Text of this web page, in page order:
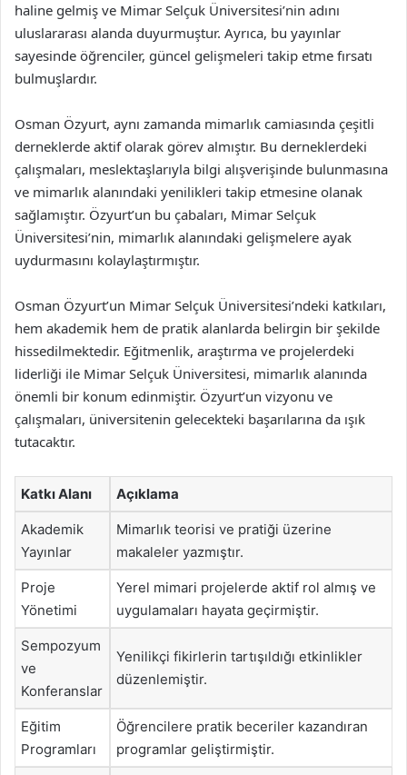
haline gelmiş ve Mimar Selçuk Üniversitesi’nin adını
uluslararası alanda duyurmuştur. Ayrıca, bu yayınlar
sayesinde öğrenciler, güncel gelişmeleri takip etme fırsatı
bulmuşlardır.
Osman Özyurt, aynı zamanda mimarlık camiasında çeşitli
derneklerde aktif olarak görev almıştır. Bu derneklerdeki
çalışmaları, meslektaşlarıyla bilgi alışverişinde bulunmasına
ve mimarlık alanındaki yenilikleri takip etmesine olanak
sağlamıştır. Özyurt’un bu çabaları, Mimar Selçuk
Üniversitesi’nin, mimarlık alanındaki gelişmelere ayak
uydurmasını kolaylaştırmıştır.
Osman Özyurt’un Mimar Selçuk Üniversitesi’ndeki katkıları,
hem akademik hem de pratik alanlarda belirgin bir şekilde
hissedilmektedir. Eğitmenlik, araştırma ve projelerdeki
liderliği ile Mimar Selçuk Üniversitesi, mimarlık alanında
önemli bir konum edinmiştir. Özyurt’un vizyonu ve
çalışmaları, üniversitenin gelecekteki başarılarına da ışık
tutacaktır.
Katkı Alanı Açıklama
Akademik
Yayınlar
Mimarlık teorisi ve pratiği üzerine
makaleler yazmıştır.
Proje
Yönetimi
Yerel mimari projelerde aktif rol almış ve
uygulamaları hayata geçirmiştir.
Sempozyum
ve
Konferanslar
Yenilikçi fikirlerin tartışıldığı etkinlikler
düzenlemiştir.
Eğitim
Programları
Öğrencilere pratik beceriler kazandıran
programlar geliştirmiştir.